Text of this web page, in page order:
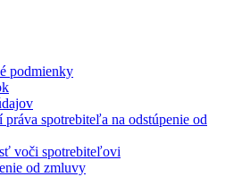
podmienky
práva spotrebiteľa na odstúpenie od
voči spotrebiteľovi
od zmluvy